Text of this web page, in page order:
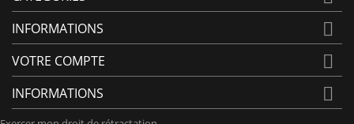
INFORMATIONS 
VOTRE COMPTE 
INFORMATIONS 